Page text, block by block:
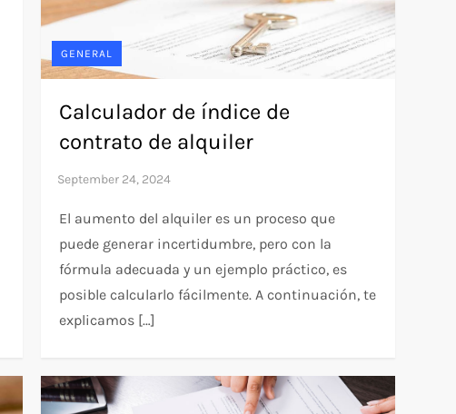
GENERAL
Calculador de índice de
contrato de alquiler
El aumento del alquiler es un proceso que
puede generar incertidumbre, pero con la
fórmula adecuada y un ejemplo práctico, es
posible calcularlo fácilmente. A continuación, te
explicamos […]